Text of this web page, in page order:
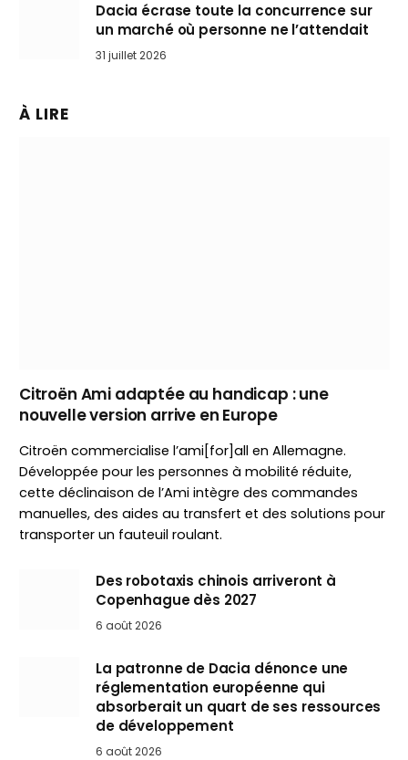
Dacia écrase toute la concurrence sur
un marché où personne ne l’attendait
31 juillet 2026
À LIRE
Citroën Ami adaptée au handicap : une
nouvelle version arrive en Europe
Citroën commercialise l’ami[for]all en Allemagne.
Développée pour les personnes à mobilité réduite,
cette déclinaison de l’Ami intègre des commandes
manuelles, des aides au transfert et des solutions pour
transporter un fauteuil roulant.
Des robotaxis chinois arriveront à
Copenhague dès 2027
6 août 2026
La patronne de Dacia dénonce une
réglementation européenne qui
absorberait un quart de ses ressources
de développement
6 août 2026